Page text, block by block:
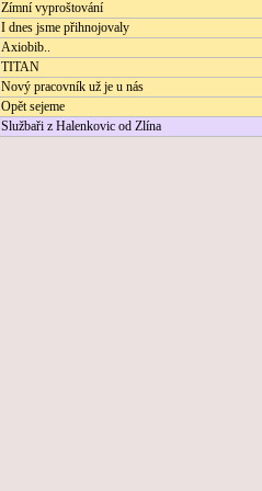
Zímní vyproštování
I dnes jsme přihnojovaly
Axiobib..
TITAN
Nový pracovník už je u nás
Opět sejeme
Službaři z Halenkovic od Zlína